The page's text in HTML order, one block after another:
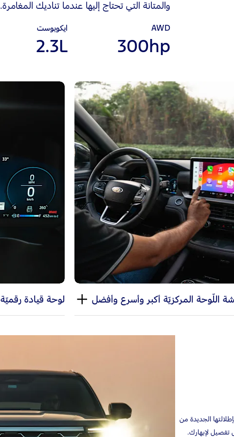
والمتانة التي تحتاج إليها عندما تناديك المغامرة.
AWD
300hp
ايكوبوست
2.3L
اللّوحة المركزيّة أكبر وأسرع وأفضل لوحة قيادة رقميّة
قوّتها، تجذب سيارة فورد إكسبلورر 2025® الأنظار بإطلالتها الجديدة من
تفصيل لإبهارك.